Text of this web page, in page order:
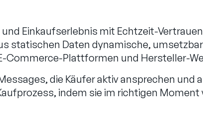
Einkaufserlebnis mit Echtzeit-
statischen Daten dynamische,
Commerce-Plattformen und Hersteller-
die Käufer aktiv ansprechen und
indem sie im richtigen